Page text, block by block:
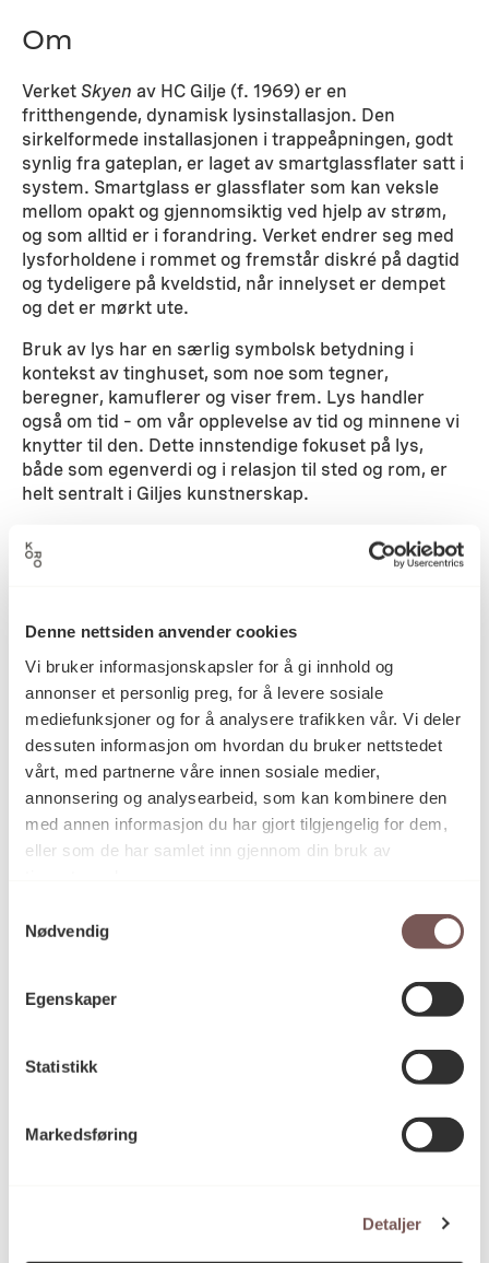
Denne nettsiden anvender cookies
Vi bruker informasjonskapsler for å gi innhold og
annonser et personlig preg, for å levere sosiale
mediefunksjoner og for å analysere trafikken vår. Vi deler
dessuten informasjon om hvordan du bruker nettstedet
vårt, med partnerne våre innen sosiale medier,
annonsering og analysearbeid, som kan kombinere den
med annen informasjon du har gjort tilgjengelig for dem,
eller som de har samlet inn gjennom din bruk av
Nødvendig
Egenskaper
Statistikk
Markedsføring
Detaljer
Om
VerketSkyen av HC Gilje (f. 1969) er en
fritthengende, dynamisk lysinstallasjon. Den
sirkelformede installasjonen i trappeåpningen, godt
synlig fra gateplan, er laget av smartglassflater satt i
system. Smartglass er glassflater som kan veksle
mellom opakt og gjennomsiktig ved hjelp av strøm,
og som alltid er i forandring. Verket endrer seg med
lysforholdene i rommet og fremstår diskré på dagtid
og tydeligere på kveldstid, når innelyset er dempet
og det er mørkt ute.
Bruk av lys har en særlig symbolsk betydning i
kontekst av tinghuset, som noe som tegner,
beregner, kamuflerer og viser frem. Lys handler
også om tid – om vår opplevelse av tid og minnene vi
knytter til den. Dette innstendige fokuset på lys,
både som egenverdi og i relasjon til sted og rom, er
helt sentralt i Giljes kunstnerskap.
Detaljer
Datering 2023
Kunstner HC Gilje
Kategori
Elektronisk kunst, Glassarbeid,
Installasjon, Lysinstallasjon, Metall,
Takinstallasjon
Teknikk og